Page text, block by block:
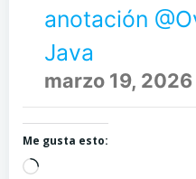
anotación
Java
marzo 19, 2026
Me gusta esto:
Cargando...